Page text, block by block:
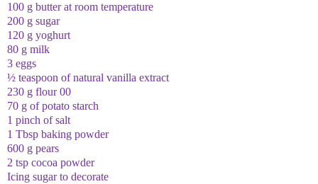
100 g butter at room temperature
200 g sugar
120 g yoghurt
80 g milk
3 eggs
½ teaspoon of natural vanilla extract
230 g flour 00
70 g of potato starch
1 pinch of salt
1 Tbsp baking powder
600 g pears
2 tsp cocoa powder
Icing sugar to decorate